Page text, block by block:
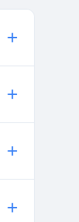
+
+
+
+